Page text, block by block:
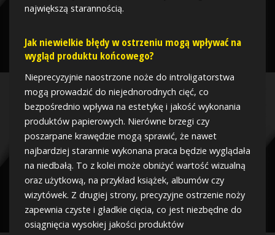
największą starannością.
Jak niewielkie błędy w ostrzeniu mogą wpływać na
wygląd produktu końcowego?
Nieprecyzyjnie naostrzone noże do introligatorstwa
mogą prowadzić do niejednorodnych cięć, co
bezpośrednio wpływa na estetykę i jakość wykonania
produktów papierowych. Nierówne brzegi czy
poszarpane krawędzie mogą sprawić, że nawet
najbardziej starannie wykonana praca będzie wyglądała
na niedbałą. To z kolei może obniżyć wartość wizualną
oraz użytkową, na przykład książek, albumów czy
wizytówek. Z drugiej strony, precyzyjne ostrzenie noży
zapewnia czyste i gładkie cięcia, co jest niezbędne do
osiągnięcia wysokiej jakości produktów